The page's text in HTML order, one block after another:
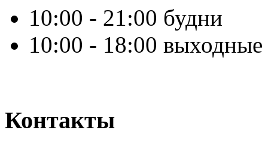
10:00 - 21:00 будни
10:00 - 18:00 выходные
Контакты